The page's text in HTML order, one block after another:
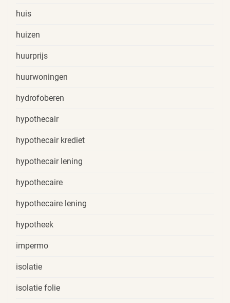
huis
huizen
huurprijs
huurwoningen
hydrofoberen
hypothecair
hypothecair krediet
hypothecair lening
hypothecaire
hypothecaire lening
hypotheek
impermo
isolatie
isolatie folie